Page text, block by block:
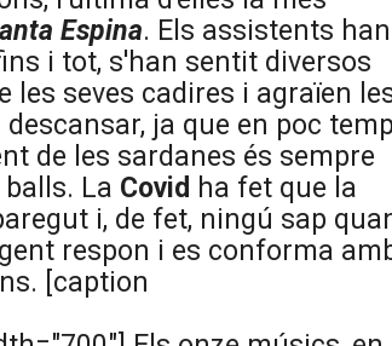
Espina. Els assistents han
i tot, s'han sentit diversos
les seves cadires i agraïen
ja que en poc
de les sardanes és sempre
La Covid ha fet que la
i, de fet, ningú sap
respon i es conforma
[caption